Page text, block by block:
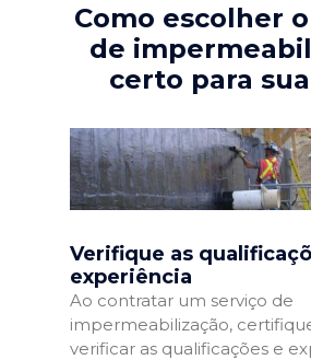
Como escolher
de
certo para
Verifique as
experiência
Ao contratar um serviço de
impermeabilização,
verificar as qualificações e